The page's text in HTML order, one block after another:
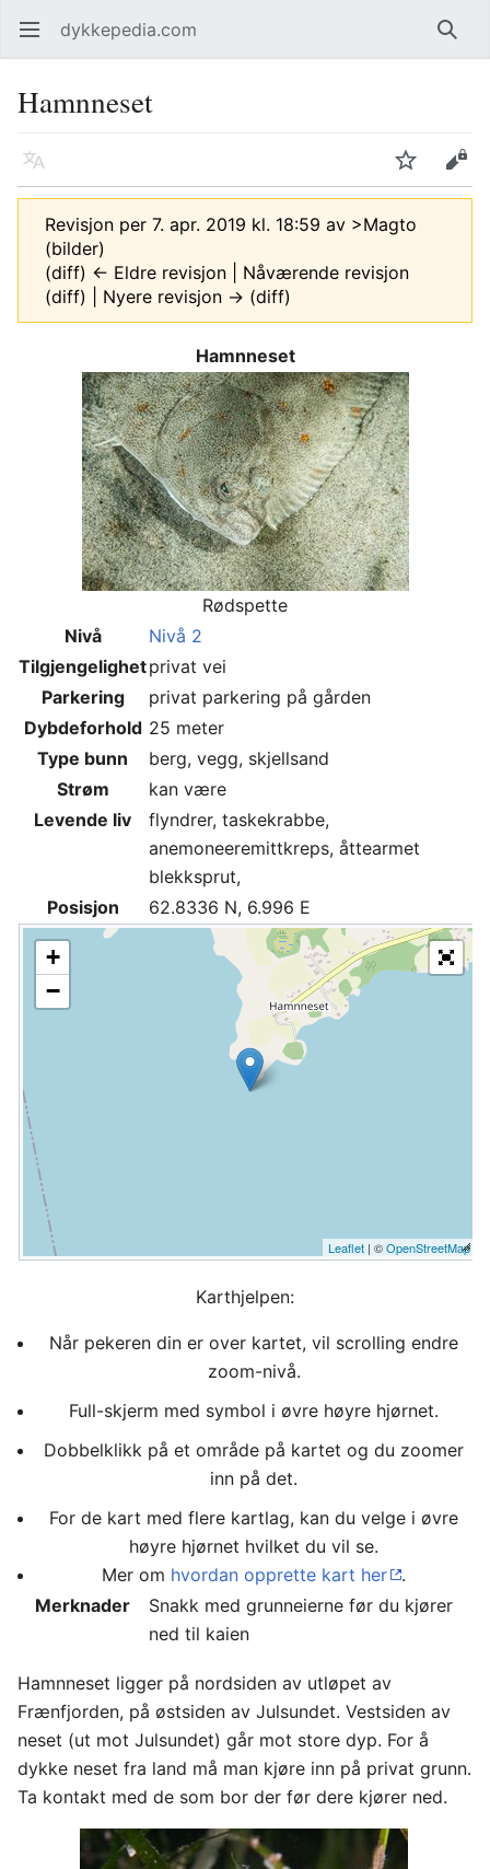
Åpne hovedmenyen dykkepedia.com Søk
Hamnneset
Språk Overvåk Rediger
Revisjon per 7. apr. 2019 kl. 18:59 av >Magto
(bilder)
(diff) ← Eldre revisjon | Nåværende revisjon
(diff) | Nyere revisjon → (diff)
Hamnneset
Rødspette
Nivå
Nivå 2
Tilgjengelighetprivat vei
Parkering
privat parkering på gården
Dybdeforhold 25 meter
Type bunn
berg, vegg, skjellsand
Strøm
kan være
Levende liv
flyndrer, taskekrabbe,
anemoneeremittkreps, åttearmet
blekksprut,
Posisjon
62.8336 N, 6.996 E
+
−
Leaflet | ©OpenStreetMap
Karthjelpen:
Når pekeren din er over kartet, vil scrolling endre
zoom-nivå.
Full-skjerm med symbol i øvre høyre hjørnet.
Dobbelklikk på et område på kartet og du zoomer
inn på det.
For de kart med flere kartlag, kan du velge i øvre
høyre hjørnet hvilket du vil se.
Mer om hvordan opprette kart her
.
Merknader
Snakk med grunneierne før du kjører
ned til kaien
Hamnneset ligger på nordsiden av utløpet av
Frænfjorden, på østsiden av Julsundet. Vestsiden av
neset (ut mot Julsundet) går mot store dyp. For å
dykke neset fra land må man kjøre inn på privat grunn.
Ta kontakt med de som bor der før dere kjører ned.